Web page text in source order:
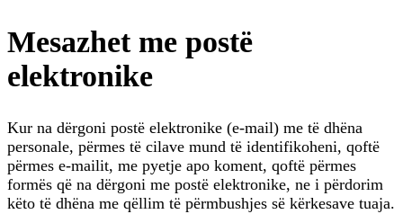
Mesazhet me postë
elektronike
Kur na dërgoni postë elektronike (e-mail) me të dhëna
personale, përmes të cilave mund të identifikoheni, qoftë
përmes e-mailit, me pyetje apo koment, qoftë përmes
formës që na dërgoni me postë elektronike, ne i përdorim
këto të dhëna me qëllim të përmbushjes së kërkesave tuaja.